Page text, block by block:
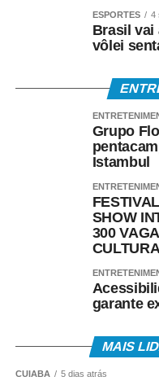
ESPORTES 4
Brasil vai
vôlei
Grupo
Istambul
SHOW
300
garante
MAIS
CUIABÁ 5 dias atrás